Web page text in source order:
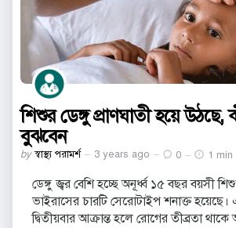
শিশুর ডেঙ্গু প্রাণঘাতী হয়ে উঠছে,
বুঝবেন
Posted
by স্বাস্থ্য পরামর্শ 3 years ago 0 1 min
ডেঙ্গু জ্বর বেশি হচ্ছে অনূর্ধ্ব ১৫ বছর বয়সী
ভাইরাসের চারটি সেরোটাইপ শনাক্ত হয়েছে।
দ্বিতীয়বার আক্রান্ত হলে রোগের তীব্রতা থাকে